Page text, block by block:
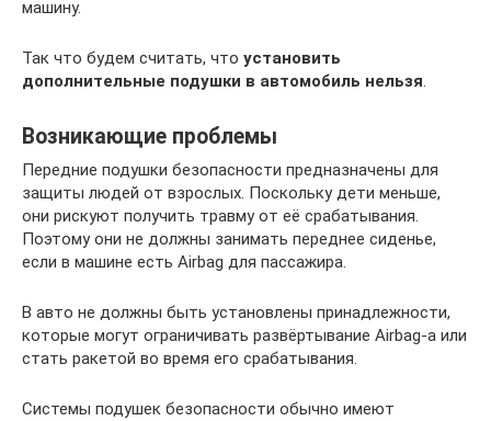
машину.
Так что будем считать, что установить
дополнительные подушки в автомобиль нельзя.
Возникающие проблемы
Передние подушки безопасности предназначены для
защиты людей от взрослых. Поскольку дети меньше,
они рискуют получить травму от её срабатывания.
Поэтому они не должны занимать переднее сиденье,
если в машине есть Airbag для пассажира.
В авто не должны быть установлены принадлежности,
которые могут ограничивать развёртывание Airbag-а или
стать ракетой во время его срабатывания.
Системы подушек безопасности обычно имеют